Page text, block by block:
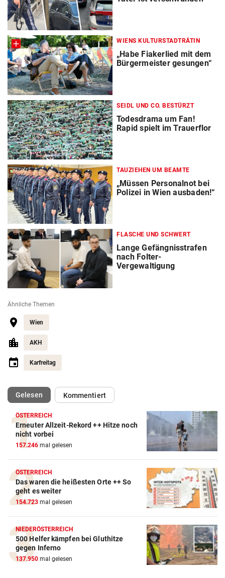
WIENS KULTURSTADTRÄTIN
„Habe Fiakerlied mit dem
Bürgermeister gesungen“
SEIDL UND CO. BESTÜRZT
Todesdrama um Fan!
Rapid spielt im Trauerflor
TAUZIEHEN UM BEAMTE
„Müssen Personalnot bei
Polizei in Wien ausbaden!“
FLASCHE UND SCHWERT
Lange Gefängnisstrafen
nach Folter-
Vergewaltigung
Ähnliche Themen
Wien
AKH
Karfreitag
Gelesen(ausgewählt)Kommentiert
ÖSTERREICH
Erneuter Allzeit-Rekord ++ Hitze noch
nicht vorbei
157.246 mal gelesen
ÖSTERREICH
Das waren die heißesten Orte ++ So
geht es weiter
154.723 mal gelesen
NIEDERÖSTERREICH
500 Helfer kämpfen bei Gluthitze
gegen Inferno
137.950 mal gelesen